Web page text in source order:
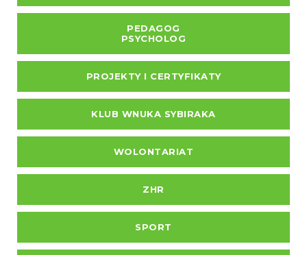
PEDAGOG
PSYCHOLOG
PROJEKTY I CERTYFIKATY
KLUB WNUKA SYBIRAKA
WOLONTARIAT
ZHR
SPORT